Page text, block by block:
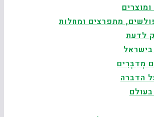
מתפרצים ומחלות
לדעת
מְדַבְּרִים
הדברה